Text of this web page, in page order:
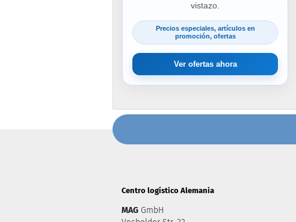
vistazo.
Precios especiales, artículos en
promoción, ofertas
Ver ofertas ahora
Centro logístico Alemania
MAG GmbH